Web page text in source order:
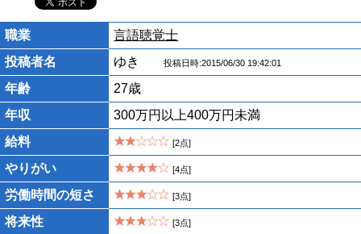
職業
言語聴覚士
投稿者名
ゆき 投稿日時:2015/06/30 19:42:01
年齢
27歳
年収
300万円以上400万円未満
給料
[2点]
やりがい [4点]
労働時間の短さ [3点]
将来性 [3点]